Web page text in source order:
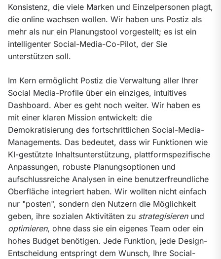
Konsistenz, die viele Marken und Einzelpersonen plagt,
die online wachsen wollen. Wir haben uns Postiz als
mehr als nur ein Planungstool vorgestellt; es ist ein
intelligenter Social-Media-Co-Pilot, der Sie
unterstützen soll.
Im Kern ermöglicht Postiz die Verwaltung aller Ihrer
Social Media-Profile über ein einziges, intuitives
Dashboard. Aber es geht noch weiter. Wir haben es
mit einer klaren Mission entwickelt: die
Demokratisierung des fortschrittlichen Social-Media-
Managements. Das bedeutet, dass wir Funktionen wie
KI-gestützte Inhaltsunterstützung, plattformspezifische
Anpassungen, robuste Planungsoptionen und
aufschlussreiche Analysen in eine benutzerfreundliche
Oberfläche integriert haben. Wir wollten nicht einfach
nur "posten", sondern den Nutzern die Möglichkeit
geben, ihre sozialen Aktivitäten zu strategisieren
optimieren, ohne dass sie ein eigenes Team oder ein
hohes Budget benötigen. Jede Funktion, jede Design-
Entscheidung entspringt dem Wunsch, Ihre Social-